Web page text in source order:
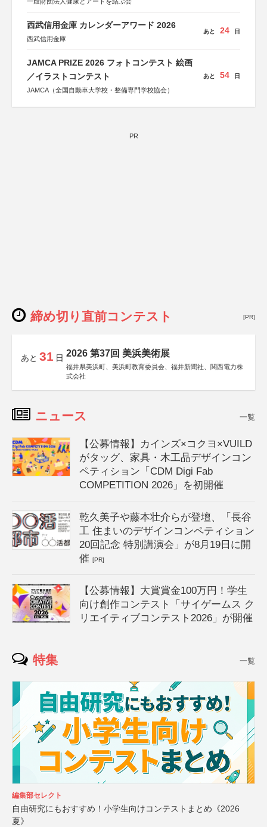
西武信用金庫 カレンダーアワード 2026
西武信用金庫
あと 24 日
JAMCA PRIZE 2026 フォトコンテスト 絵画
／イラストコンテスト
JAMCA（全国自動車大学校・整備専門学校協会）
あと 54 日
PR
締め切り直前コンテスト [PR]
あと 31 日 2026 第37回 美浜美術展
福井県美浜町、美浜町教育委員会、福井新聞社、関西電力株
式会社
ニュース 一覧
【公募情報】カインズ×コクヨ×VUILD
がタッグ、家具・木工品デザインコン
ペティション「CDM Digi Fab
COMPETITION 2026」を初開催
乾久美子や藤本壮介らが登壇、「長谷
工 住まいのデザインコンペティション
20回記念 特別講演会」が8月19日に開
催[PR]
【公募情報】大賞賞金100万円！学生
向け創作コンテスト「サイゲームス ク
リエイティブコンテスト2026」が開催
特集 一覧
編集部セレクト
自由研究にもおすすめ！小学生向けコンテストまとめ《2026
夏》